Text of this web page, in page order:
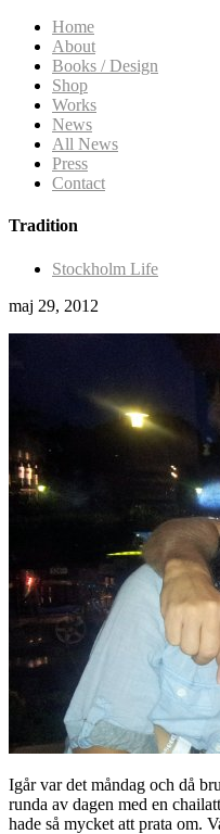
Home
About
Books / Design
Shop
Works
News
All News
Press
Contact
Tradition
Stockholm Life
maj 29, 2012
Igår var det måndag och då
runda av dagen med en
hade så mycket att prata om.